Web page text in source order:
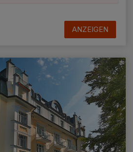
Kuraufenthalte ab 6
bei Buchung bis zum
4–6
Nächte 10%, 14 Nächte und
ANZEIGEN